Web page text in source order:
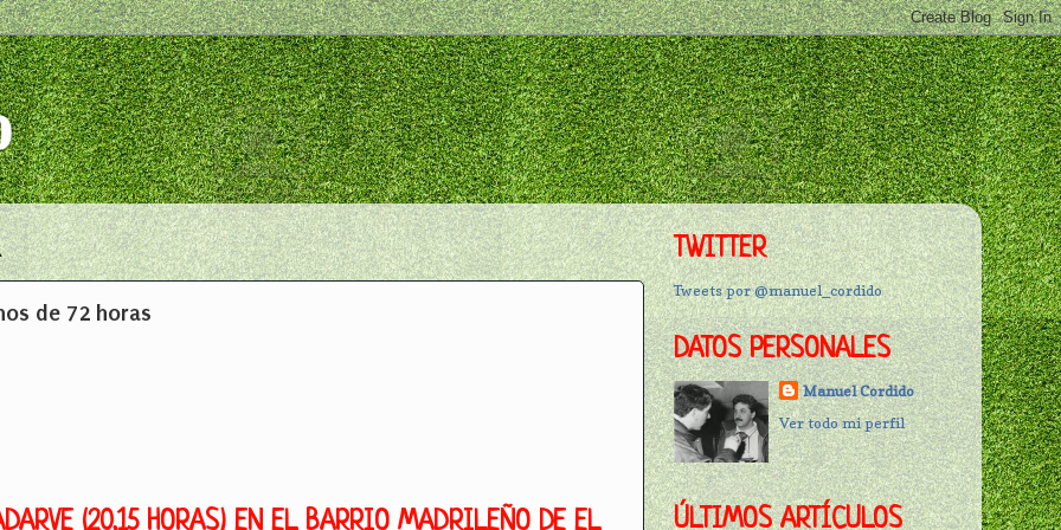
de 72 horas
(20,15 HORAS) EN EL BARRIO MADRILEÑO DE EL
TWITTER
Tweets por @manuel_cordido
DATOS PERSONALES
Manuel Cordido
Ver todo mi perfil
ÚLTIMOS ARTÍCULOS